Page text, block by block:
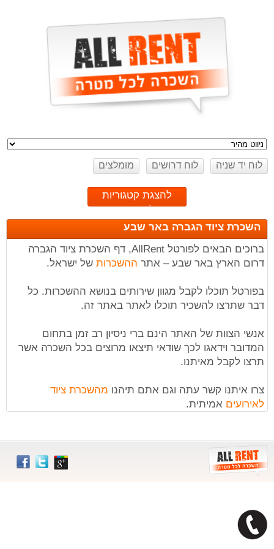
לוח יד שניה לוח דרושים מומלצים
להצגת קטגוריות
השכרת ציוד הגברה באר שבע
ברוכים הבאים לפורטל AllRent, דף השכרת ציוד הגברה
דרום הארץ באר שבע – אתר ההשכרות של ישראל.
בפורטל תוכלו לקבל מגוון שירותים בנושא ההשכרות. כל
דבר שתרצו להשכיר תוכלו לאתר באתר זה.
אנשי הצוות של האתר הינם ברי ניסיון רב זמן בתחום
המדובר וידאגו לכך שודאי תיצאו מרוצים בכל השכרה אשר
תרצו לקבל מאיתנו.
צרו איתנו קשר עתה וגם אתם תיהנו מהשכרת ציוד
לאירועים אמיתית.